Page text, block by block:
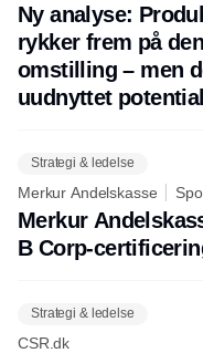
Ny analyse:
rykker frem på
omstilling – men
uudnyttet
Strategi & ledelse
Merkur Andelskasse
Merkur
B Corp-
Strategi & ledelse
CSR.dk